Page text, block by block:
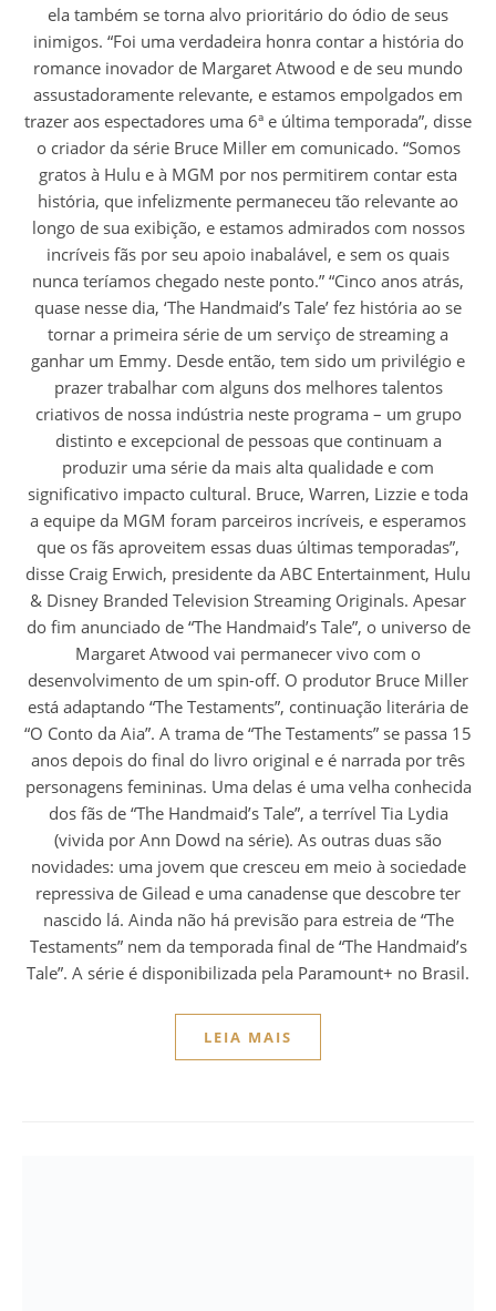
ela também se torna alvo prioritário do ódio de seus
inimigos. “Foi uma verdadeira honra contar a história do
romance inovador de Margaret Atwood e de seu mundo
assustadoramente relevante, e estamos empolgados em
trazer aos espectadores uma 6ª e última temporada”, disse
o criador da série Bruce Miller em comunicado. “Somos
gratos à Hulu e à MGM por nos permitirem contar esta
história, que infelizmente permaneceu tão relevante ao
longo de sua exibição, e estamos admirados com nossos
incríveis fãs por seu apoio inabalável, e sem os quais
nunca teríamos chegado neste ponto.” “Cinco anos atrás,
quase nesse dia, ‘The Handmaid’s Tale’ fez história ao se
tornar a primeira série de um serviço de streaming a
ganhar um Emmy. Desde então, tem sido um privilégio e
prazer trabalhar com alguns dos melhores talentos
criativos de nossa indústria neste programa – um grupo
distinto e excepcional de pessoas que continuam a
produzir uma série da mais alta qualidade e com
significativo impacto cultural. Bruce, Warren, Lizzie e toda
a equipe da MGM foram parceiros incríveis, e esperamos
que os fãs aproveitem essas duas últimas temporadas”,
disse Craig Erwich, presidente da ABC Entertainment, Hulu
& Disney Branded Television Streaming Originals. Apesar
do fim anunciado de “The Handmaid’s Tale”, o universo de
Margaret Atwood vai permanecer vivo com o
desenvolvimento de um spin-off. O produtor Bruce Miller
está adaptando “The Testaments”, continuação literária de
“O Conto da Aia”. A trama de “The Testaments” se passa 15
anos depois do final do livro original e é narrada por três
personagens femininas. Uma delas é uma velha conhecida
dos fãs de “The Handmaid’s Tale”, a terrível Tia Lydia
(vivida por Ann Dowd na série). As outras duas são
novidades: uma jovem que cresceu em meio à sociedade
repressiva de Gilead e uma canadense que descobre ter
nascido lá. Ainda não há previsão para estreia de “The
Testaments” nem da temporada final de “The Handmaid’s
Tale”. A série é disponibilizada pela Paramount+ no Brasil.
LEIA MAIS